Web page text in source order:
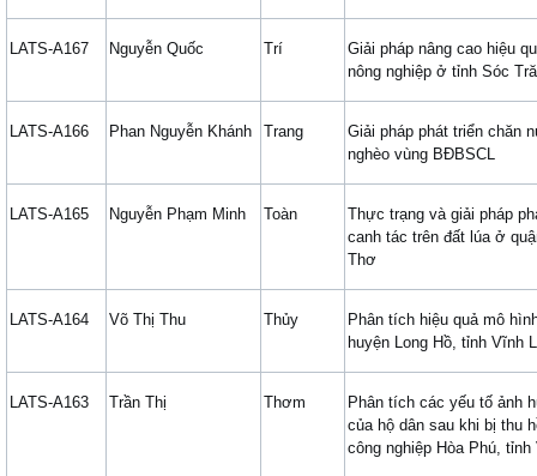
LATS-A167 Nguyễn Quốc Trí
Giải pháp nâng cao hiệu
nông nghiệp ở tỉnh Sóc
LATS-A166 Phan Nguyễn Khánh Trang
Giải pháp phát triển chăn
nghèo vùng BĐBSCL
LATS-A165 Nguyễn Phạm Minh Toàn
Thực trạng và giải pháp
canh tác trên đất lúa ở
Thơ
LATS-A164 Võ Thị Thu Thủy
Phân tích hiệu quả mô
huyện Long Hồ, tỉnh Vĩnh
LATS-A163 Trần Thị Thơm
Phân tích các yếu tố ảnh
của hộ dân sau khi bị thu
công nghiệp Hòa Phú, tỉnh